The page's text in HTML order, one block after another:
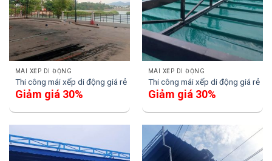
MÁI XẾP DI ĐỘNG
Thi công mái xếp di động giá rẻ
Giảm giá 30%
MÁI XẾP DI ĐỘNG
Thi công mái xếp di động giá rẻ
Giảm giá 30%